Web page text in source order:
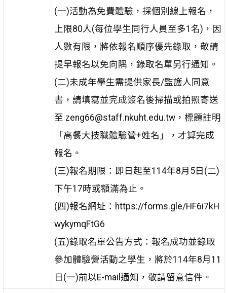
(一)活動為免費體驗，採個別線上報名，
上限80人(每位學生同行人員至多1名)，因
人數有限，將依報名順序優先錄取，敬請
提早報名以免向隅，錄取名單另行通知。
(二)未成年學生需提供家長/監護人同意
書，請填寫並完成簽名後掃描或拍照寄送
至 zeng66@staff.nkuht.edu.tw，標題註明
「高餐大技職體驗營+姓名」，才算完成
報名。
(三)報名期限：即日起至114年8月5日(二)
下午17時或額滿為止。
(四)報名網址：https://forms.gle/HF6i7kH
wykymqFtG6
(五)錄取名單公告方式：報名成功並錄取
參加體驗營活動之學生，將於114年8月11
日(一)前以E-mail通知，敬請留意信件。